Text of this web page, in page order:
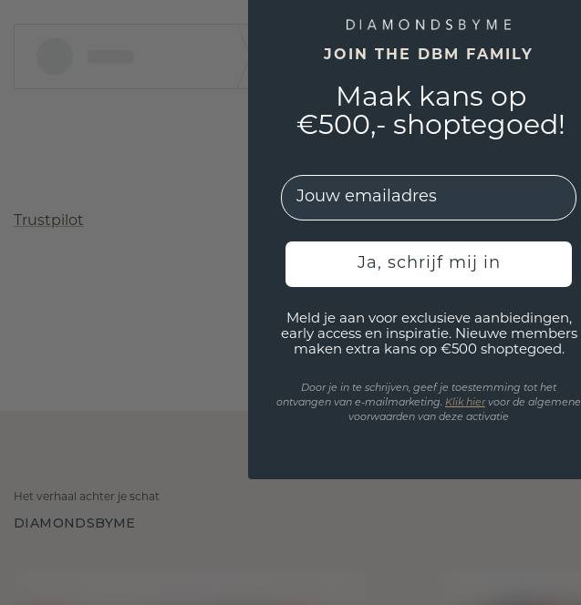
Trustpilot
Het verhaal achter je schat
DIAMONDSBYME
JOIN THE DBM FAMILY
Maak kans op
€500,- shoptegoed!
EMail
Ja, schrijf mij in
Meld je aan voor exclusieve aanbiedingen,
early access en inspiratie. Nieuwe members
maken extra kans op €500 shoptegoed.
Door je in te schrijven, geef je toestemming tot het
ontvangen van e-mailmarketing. Klik hiervoor de algemene
voorwaarden van deze activatie